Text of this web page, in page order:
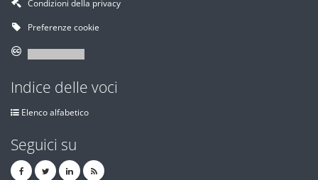
Condizioni della privacy
Preferenze cookie
Indice delle voci
Elenco alfabetico
Seguici su